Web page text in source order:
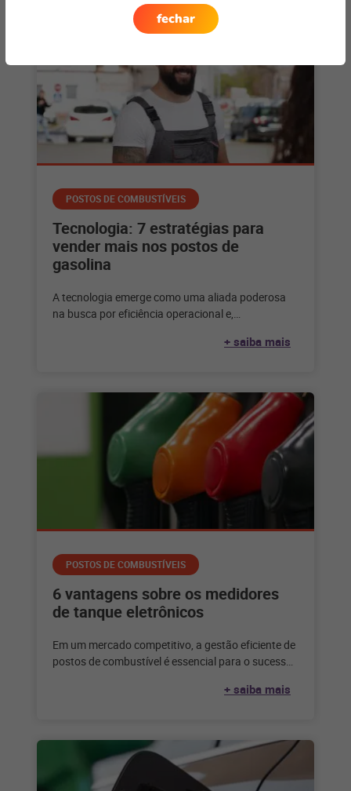
POSTOS DE COMBUSTÍVEIS
Tecnologia: 7 estratégias para
vender mais nos postos de
gasolina
A tecnologia emerge como uma aliada poderosa
na busca por eficiência operacional e,
+ saiba mais
POSTOS DE COMBUSTÍVEIS
6 vantagens sobre os medidores
de tanque eletrônicos
Em um mercado competitivo, a gestão eficiente de
postos de combustível é essencial para o sucesso
+ saiba mais
fechar